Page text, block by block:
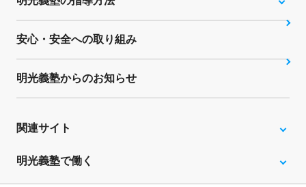
安心・安全への取り組み
明光義塾からのお知らせ
関連サイト
明光義塾で働く